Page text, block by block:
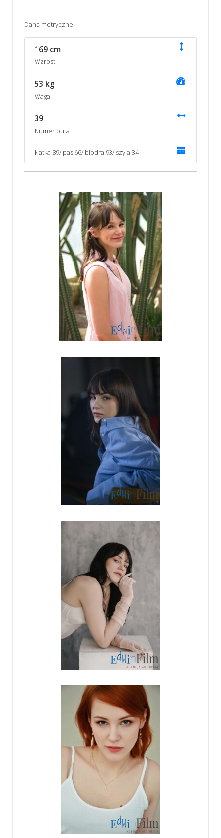
Dane metryczne
169 cm
Wzrost
53 kg
Waga
39
Numer buta
klatka 89/ pas 66/ biodra 93/ szyja 34